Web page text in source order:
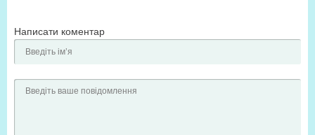
Написати коментар